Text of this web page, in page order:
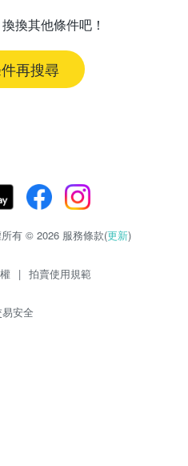
換其他條件吧！
再搜尋
有 © 2026 服務條款(更新)
| 拍賣使用規範
安全